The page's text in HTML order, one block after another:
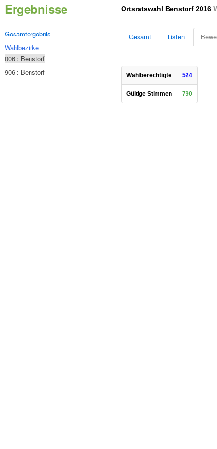
Ergebnisse
Gesamtergebnis
Wahlbezirke
006 : Benstorf
906 : Benstorf
Ortsratswahl Benstorf 2016
Gesamt Listen
Wahlberechtigte 524
Gültige Stimmen 790